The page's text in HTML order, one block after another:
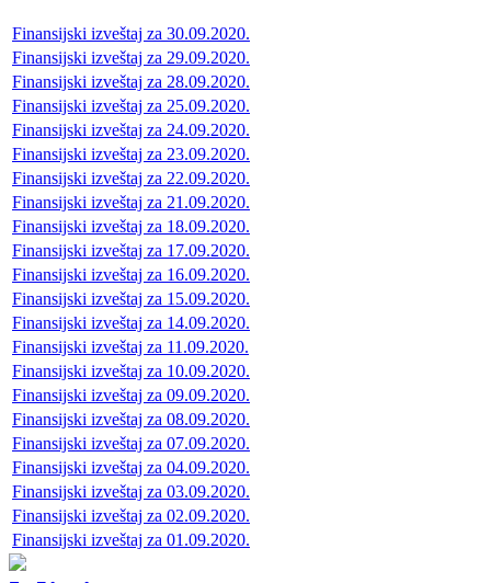
Finansijski izveštaj za 30.09.2020.
Finansijski izveštaj za 29.09.2020.
Finansijski izveštaj za 28.09.2020.
Finansijski izveštaj za 25.09.2020.
Finansijski izveštaj za 24.09.2020.
Finansijski izveštaj za 23.09.2020.
Finansijski izveštaj za 22.09.2020.
Finansijski izveštaj za 21.09.2020.
Finansijski izveštaj za 18.09.2020.
Finansijski izveštaj za 17.09.2020.
Finansijski izveštaj za 16.09.2020.
Finansijski izveštaj za 15.09.2020.
Finansijski izveštaj za 14.09.2020.
Finansijski izveštaj za 11.09.2020.
Finansijski izveštaj za 10.09.2020.
Finansijski izveštaj za 09.09.2020.
Finansijski izveštaj za 08.09.2020.
Finansijski izveštaj za 07.09.2020.
Finansijski izveštaj za 04.09.2020.
Finansijski izveštaj za 03.09.2020.
Finansijski izveštaj za 02.09.2020.
Finansijski izveštaj za 01.09.2020.